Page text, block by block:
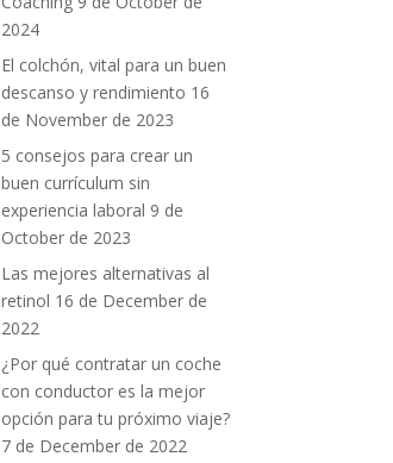
2024
El colchón, vital para un buen
descanso y rendimiento 16
de November de 2023
5 consejos para crear un
buen currículum sin
experiencia laboral 9 de
October de 2023
Las mejores alternativas al
retinol 16 de December de
2022
¿Por qué contratar un coche
con conductor es la mejor
opción para tu próximo viaje?
7 de December de 2022